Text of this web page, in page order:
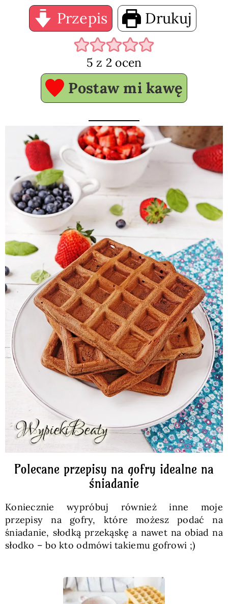
Przepis Drukuj
5 z 2 ocen
Postaw mi kawę
Polecane przepisy na gofry idealne na
śniadanie
Koniecznie wypróbuj również inne moje
przepisy na gofry, które możesz podać na
śniadanie, słodką przekąskę a nawet na obiad na
słodko – bo kto odmówi takiemu gofrowi ;)